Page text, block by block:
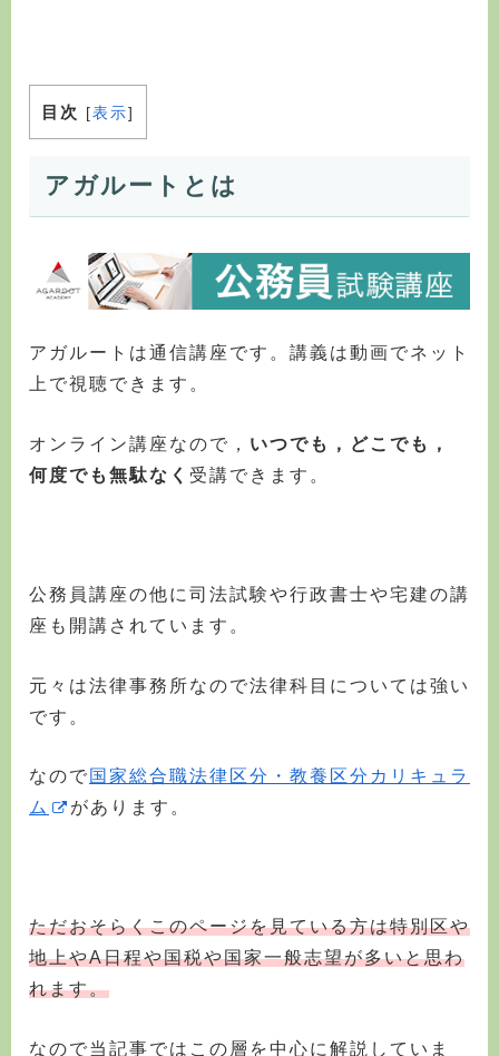
目次 [表示]
アガルートとは
アガルートは通信講座です。講義は動画でネット
上で視聴できます。
オンライン講座なので， いつでも，どこでも，
何度でも無駄なく 受講できます。
公務員講座の他に司法試験や行政書士や宅建の講
座も開講されています。
元々は法律事務所なので法律科目については強い
です。
なので 国家総合職法律区分・教養区分カリキュラ
ム
があります。
ただおそらくこのページを見ている方は特別区や
地上やA日程や国税や国家一般志望が多いと思わ
れます。
なので当記事ではこの層を中心に解説していま